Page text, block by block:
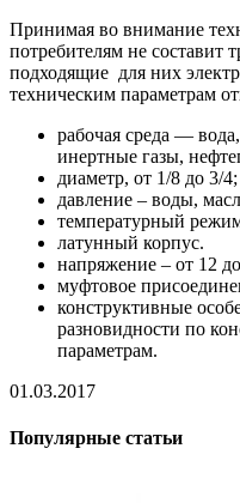
Принимая во внимание
потребителям не составит
подходящие для них
техническим параметрам
рабочая среда —
инертные газы,
диаметр, от 1/8 до 3/4;
давление – воды,
температурный
латунный корпус.
напряжение – от 12
муфтовое
конструктивные
разновидности по
параметрам.
01.03.2017
Популярные статьи